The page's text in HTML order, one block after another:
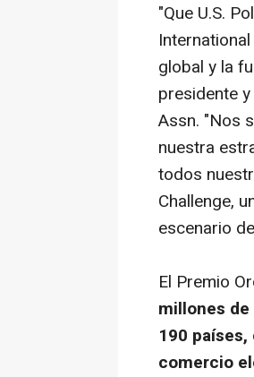
"Que U.S.
global y la
presidente
Assn. "Nos
nuestra
todos
Challenge,
escenario
El Premio
millones de
190
comercio